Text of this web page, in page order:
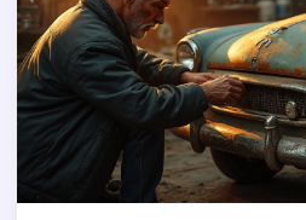
дольше меняющих работы —